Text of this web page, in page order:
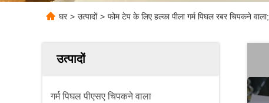
घर > उत्पादों > फोम टेप के लिए हल्का पीला गर्म पिघल रबर चिपकने वाला;
उत्पादों
गर्म पिघल पीएसए चिपकने वाला